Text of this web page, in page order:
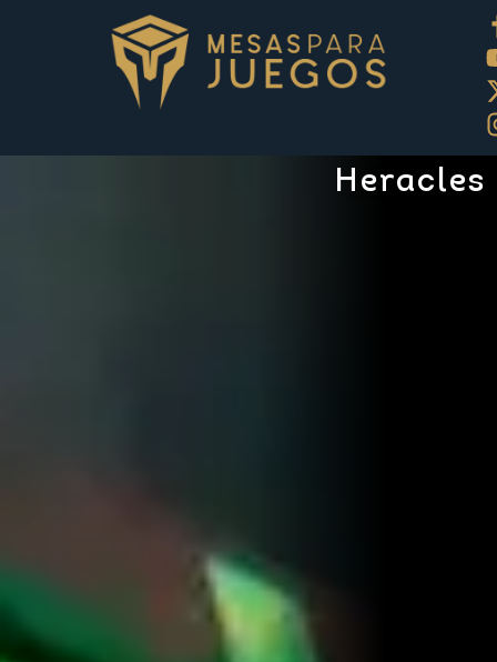
Heracles